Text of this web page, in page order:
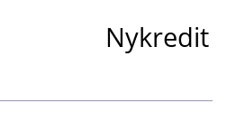
Nykredit